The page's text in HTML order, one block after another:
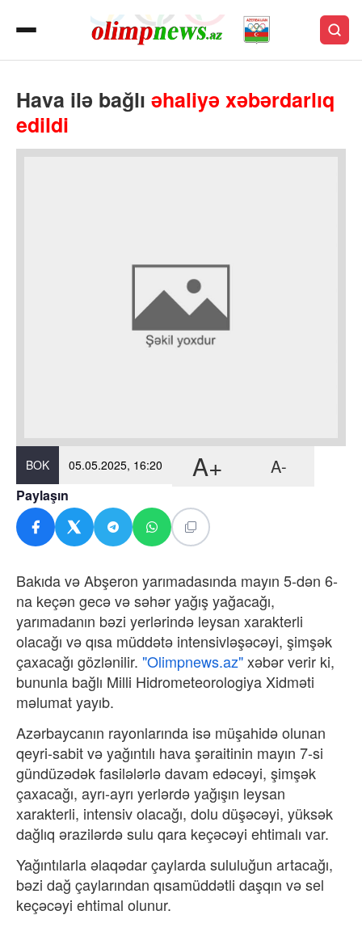
Hava ilə bağlı əhaliyə xəbərdarlıq
edildi
BOK 05.05.2025, 16:20 A+ A-
Paylaşın
Bakıda və Abşeron yarımadasında mayın 5-dən 6-
na keçən gecə və səhər yağış yağacağı,
yarımadanın bəzi yerlərində leysan xarakterli
olacağı və qısa müddətə intensivləşəcəyi, şimşək
çaxacağı gözlənilir. "Olimpnews.az"xəbər verir ki,
bununla bağlı Milli Hidrometeorologiya Xidməti
məlumat yayıb.
Azərbaycanın rayonlarında isə müşahidə olunan
qeyri-sabit və yağıntılı hava şəraitinin mayın 7-si
gündüzədək fasilələrlə davam edəcəyi, şimşək
çaxacağı, ayrı-ayrı yerlərdə yağışın leysan
xarakterli, intensiv olacağı, dolu düşəcəyi, yüksək
dağlıq ərazilərdə sulu qara keçəcəyi ehtimalı var.
Yağıntılarla əlaqədar çaylarda sululuğun artacağı,
bəzi dağ çaylarından qısamüddətli daşqın və sel
keçəcəyi ehtimal olunur.